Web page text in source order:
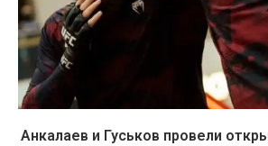
Анкалаев и Гуськов провели